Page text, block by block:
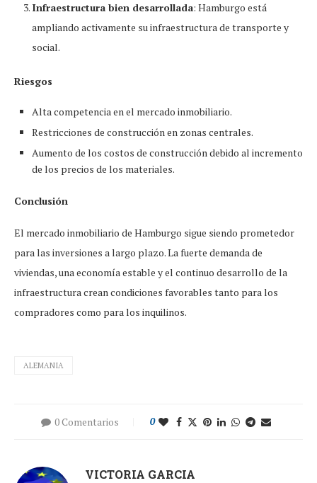
Infraestructura bien desarrollada: Hamburgo está
ampliando activamente su infraestructura de transporte y
social.
Riesgos
Alta competencia en el mercado inmobiliario.
Restricciones de construcción en zonas centrales.
Aumento de los costos de construcción debido al incremento
de los precios de los materiales.
Conclusión
El mercado inmobiliario de Hamburgo sigue siendo prometedor
para las inversiones a largo plazo. La fuerte demanda de
viviendas, una economía estable y el continuo desarrollo de la
infraestructura crean condiciones favorables tanto para los
compradores como para los inquilinos.
ALEMANIA
0 Comentarios 0
VICTORIA GARCIA